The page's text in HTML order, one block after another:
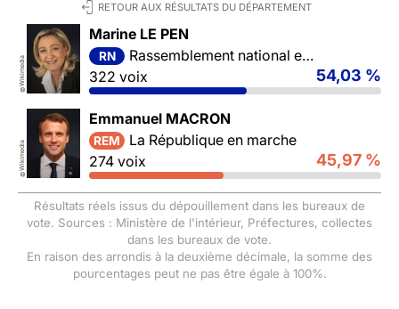
RETOUR AUX RÉSULTATS DU DÉPARTEMENT
©
Wikimedia
Marine LE PEN
RN
Rassemblement national et ses alliés
322 voix
54,03 %
©
Wikimedia
Emmanuel MACRON
REM
La République en marche
274 voix
45,97 %
Résultats réels issus du dépouillement dans les bureaux de
vote. Sources : Ministère de l'intérieur, Préfectures, collectes
dans les bureaux de vote.
En raison des arrondis à la deuxième décimale, la somme des
pourcentages peut ne pas être égale à 100%.